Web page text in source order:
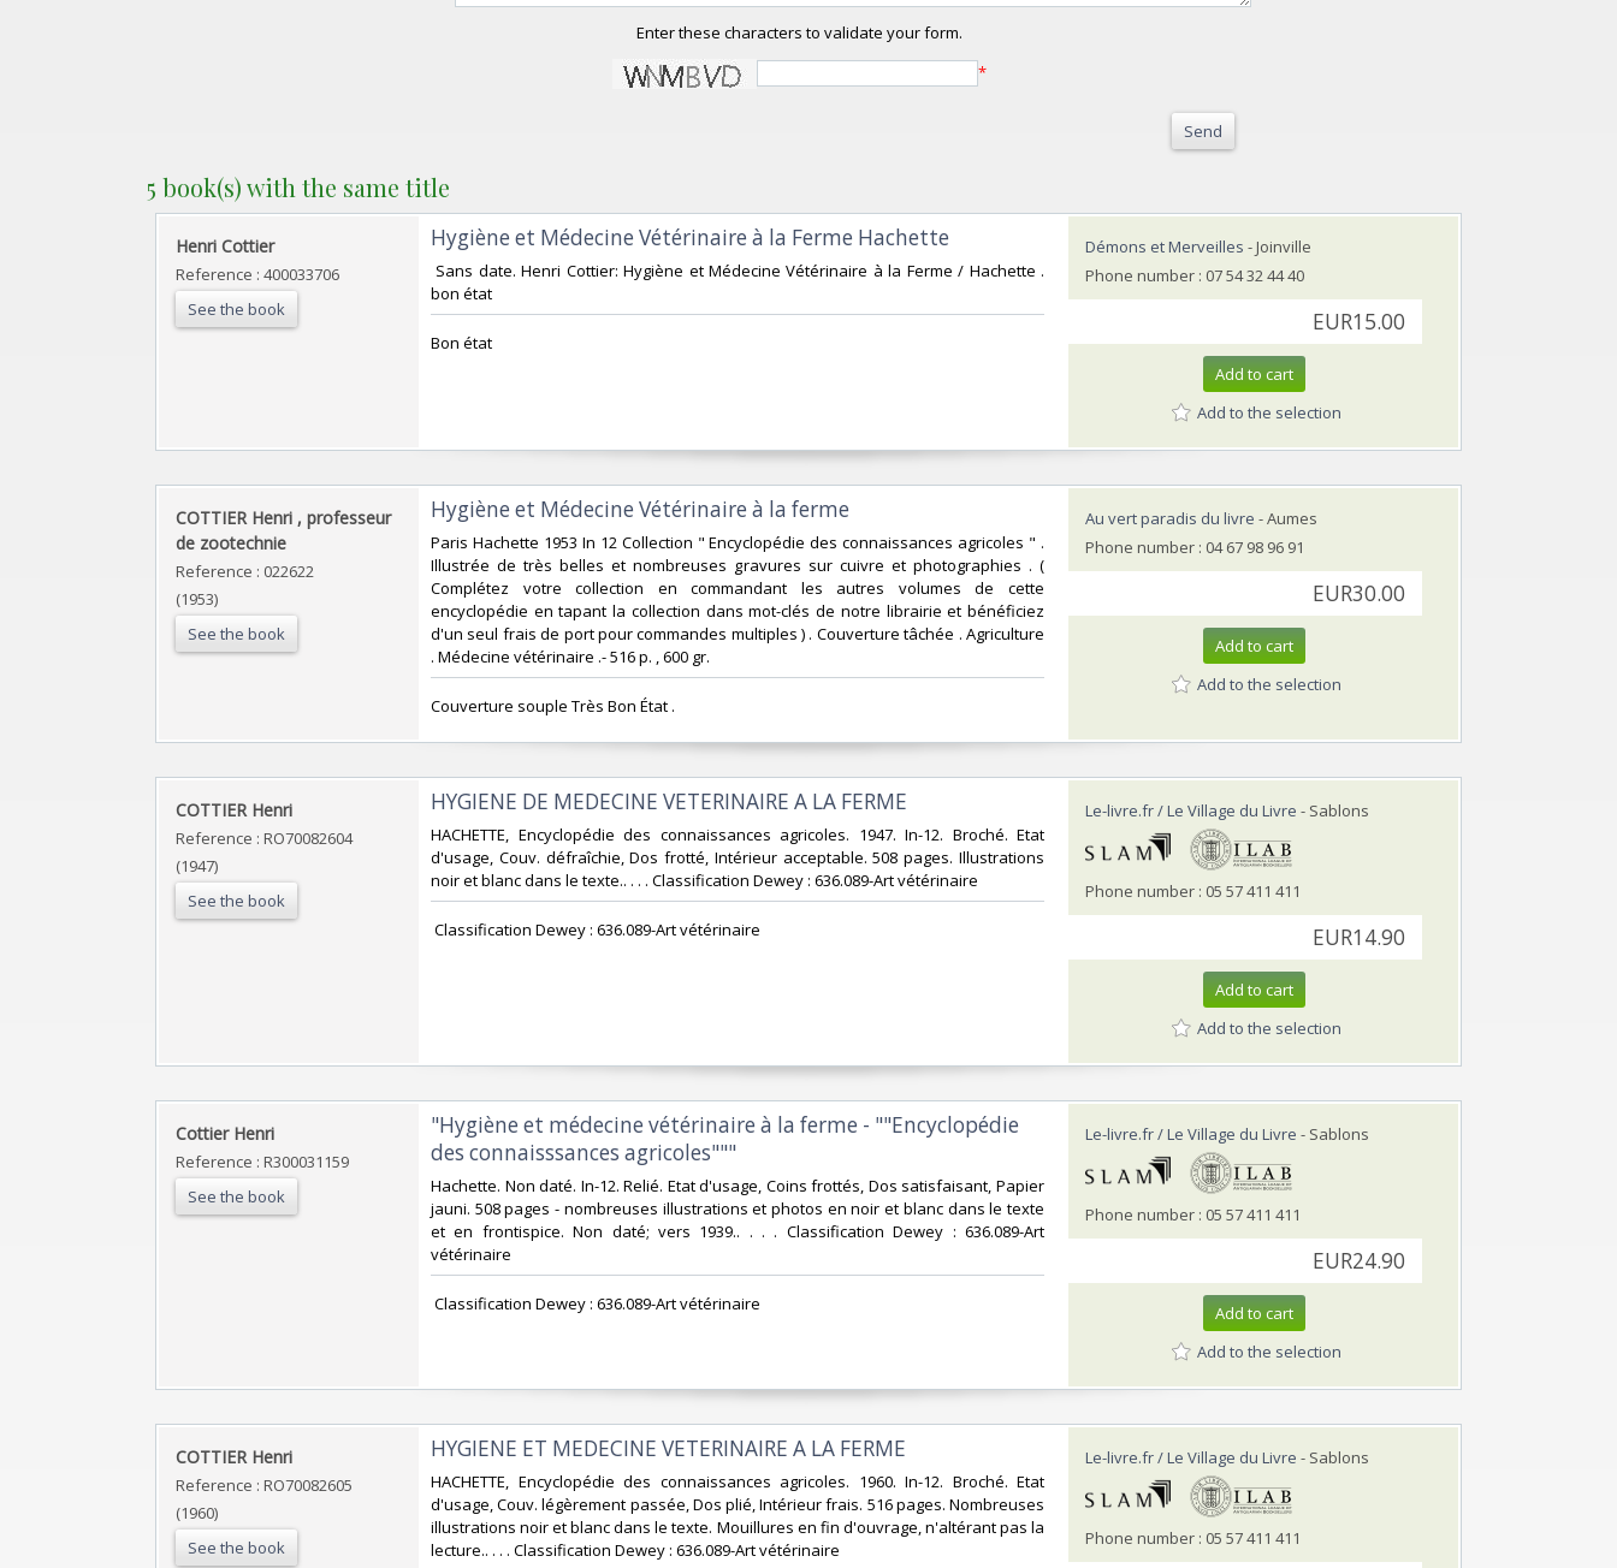
Enter these characters to validate your form.
*
Send
5 book(s) with the same title
‎Henri Cottier‎
Reference : 400033706
See the book
‎Hygiène et Médecine Vétérinaire à la Ferme Hachette‎
‎ Sans date. Henri Cottier: Hygiène et Médecine Vétérinaire à la Ferme / Hachette .
bon état‎
‎Bon état‎
Démons et Merveilles - Joinville
Phone number : 07 54 32 44 40
EUR15.00
Add to cart
Add to the selection
‎COTTIER Henri , professeur
de zootechnie ‎
Reference : 022622
(1953)
See the book
‎Hygiène et Médecine Vétérinaire à la ferme‎
‎Paris Hachette 1953 In 12 Collection " Encyclopédie des connaissances agricoles " .
Illustrée de très belles et nombreuses gravures sur cuivre et photographies . (
Complétez votre collection en commandant les autres volumes de cette
encyclopédie en tapant la collection dans mot-clés de notre librairie et bénéficiez
d'un seul frais de port pour commandes multiples ) . Couverture tâchée . Agriculture
. Médecine vétérinaire .- 516 p. , 600 gr.‎
‎Couverture souple Très Bon État . ‎
Au vert paradis du livre - Aumes
Phone number : 04 67 98 96 91
EUR30.00
Add to cart
Add to the selection
‎COTTIER Henri‎
Reference : RO70082604
(1947)
See the book
‎HYGIENE DE MEDECINE VETERINAIRE A LA FERME‎
‎HACHETTE, Encyclopédie des connaissances agricoles. 1947. In-12. Broché. Etat
d'usage, Couv. défraîchie, Dos frotté, Intérieur acceptable. 508 pages. Illustrations
noir et blanc dans le texte.. . . . Classification Dewey : 636.089-Art vétérinaire‎
‎ Classification Dewey : 636.089-Art vétérinaire‎
Le-livre.fr / Le Village du Livre - Sablons
Phone number : 05 57 411 411
EUR14.90
Add to cart
Add to the selection
‎Cottier Henri‎
Reference : R300031159
See the book
‎"Hygiène et médecine vétérinaire à la ferme - ""Encyclopédie
des connaisssances agricoles"""‎
‎Hachette. Non daté. In-12. Relié. Etat d'usage, Coins frottés, Dos satisfaisant, Papier
jauni. 508 pages - nombreuses illustrations et photos en noir et blanc dans le texte
et en frontispice. Non daté; vers 1939.. . . . Classification Dewey : 636.089-Art
vétérinaire‎
‎ Classification Dewey : 636.089-Art vétérinaire‎
Le-livre.fr / Le Village du Livre - Sablons
Phone number : 05 57 411 411
EUR24.90
Add to cart
Add to the selection
‎COTTIER Henri‎
Reference : RO70082605
(1960)
See the book
‎HYGIENE ET MEDECINE VETERINAIRE A LA FERME‎
‎HACHETTE, Encyclopédie des connaissances agricoles. 1960. In-12. Broché. Etat
d'usage, Couv. légèrement passée, Dos plié, Intérieur frais. 516 pages. Nombreuses
illustrations noir et blanc dans le texte. Mouillures en fin d'ouvrage, n'altérant pas la
lecture.. . . . Classification Dewey : 636.089-Art vétérinaire‎
Le-livre.fr / Le Village du Livre - Sablons
Phone number : 05 57 411 411